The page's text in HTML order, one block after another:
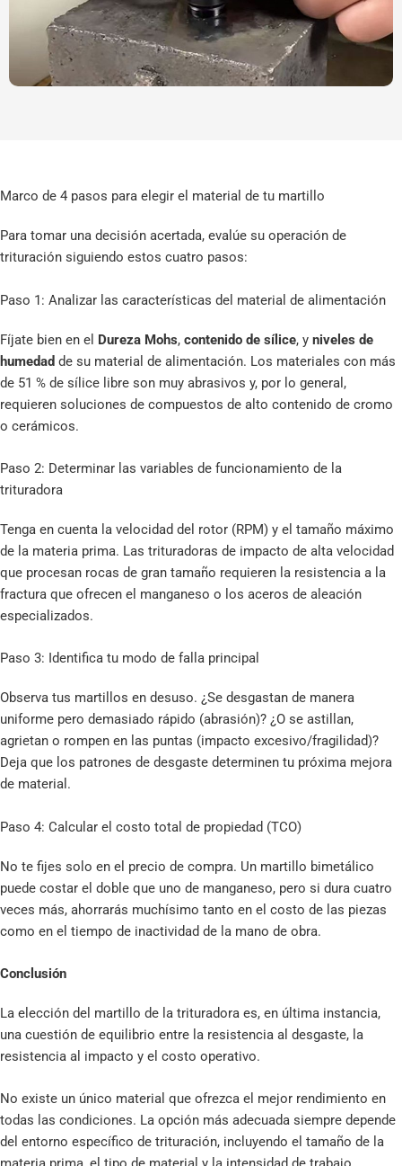
Marco de 4 pasos para elegir el material de tu martillo
Para tomar una decisión acertada, evalúe su operación de
trituración siguiendo estos cuatro pasos:
Paso 1: Analizar las características del material de alimentación
Fíjate bien en el Dureza Mohs, contenido de sílice, y niveles de
humedad de su material de alimentación. Los materiales con más
de 51 % de sílice libre son muy abrasivos y, por lo general,
requieren soluciones de compuestos de alto contenido de cromo
o cerámicos.
Paso 2: Determinar las variables de funcionamiento de la
trituradora
Tenga en cuenta la velocidad del rotor (RPM) y el tamaño máximo
de la materia prima. Las trituradoras de impacto de alta velocidad
que procesan rocas de gran tamaño requieren la resistencia a la
fractura que ofrecen el manganeso o los aceros de aleación
especializados.
Paso 3: Identifica tu modo de falla principal
Observa tus martillos en desuso. ¿Se desgastan de manera
uniforme pero demasiado rápido (abrasión)? ¿O se astillan,
agrietan o rompen en las puntas (impacto excesivo/fragilidad)?
Deja que los patrones de desgaste determinen tu próxima mejora
de material.
Paso 4: Calcular el costo total de propiedad (TCO)
No te fijes solo en el precio de compra. Un martillo bimetálico
puede costar el doble que uno de manganeso, pero si dura cuatro
veces más, ahorrarás muchísimo tanto en el costo de las piezas
como en el tiempo de inactividad de la mano de obra.
Conclusión
La elección del martillo de la trituradora es, en última instancia,
una cuestión de equilibrio entre la resistencia al desgaste, la
resistencia al impacto y el costo operativo.
No existe un único material que ofrezca el mejor rendimiento en
todas las condiciones. La opción más adecuada siempre depende
del entorno específico de trituración, incluyendo el tamaño de la